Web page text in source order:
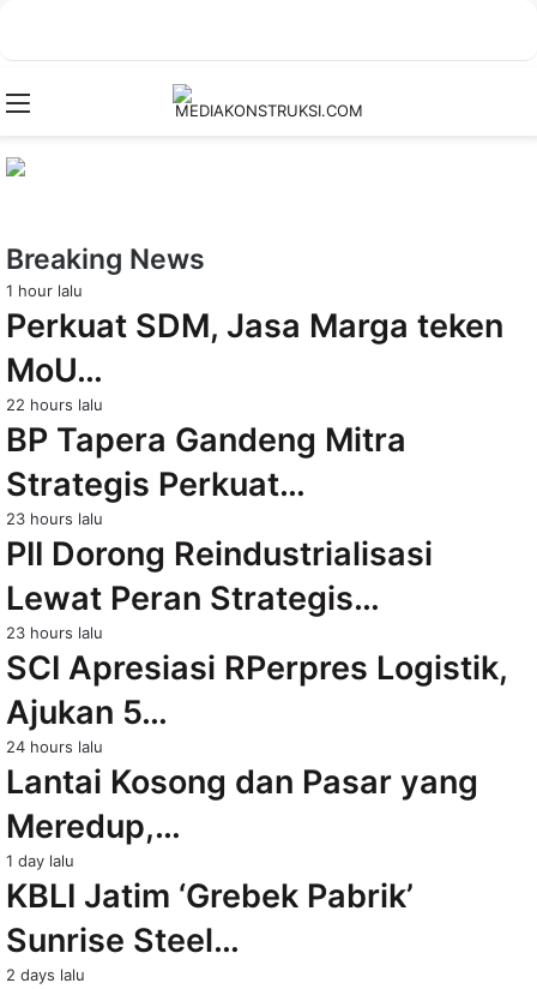
Breaking News
1 hour lalu
Perkuat SDM, Jasa Marga teken
MoU…
22 hours lalu
BP Tapera Gandeng Mitra
Strategis Perkuat…
23 hours lalu
PII Dorong Reindustrialisasi
Lewat Peran Strategis…
23 hours lalu
SCI Apresiasi RPerpres Logistik,
Ajukan 5…
24 hours lalu
Lantai Kosong dan Pasar yang
Meredup,…
1 day lalu
KBLI Jatim ‘Grebek Pabrik’
Sunrise Steel…
2 days lalu